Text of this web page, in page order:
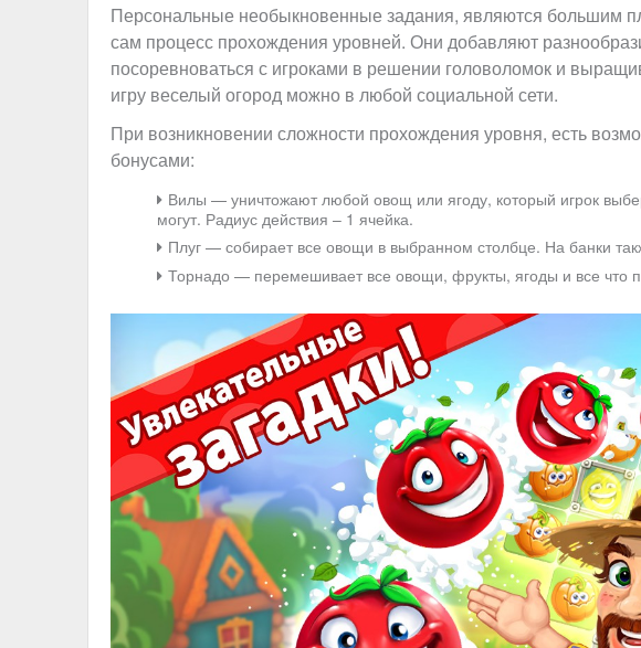
Персональные необыкновенные задания, являются большим
сам процесс прохождения уровней. Они добавляют
посоревноваться с игроками в решении головоломок и
игру веселый огород можно в любой социальной сети.
При возникновении сложности прохождения уровня, есть
бонусами:
Вилы — уничтожают любой овощ или ягоду, который игрок
могут. Радиус действия – 1 ячейка.
Плуг — собирает все овощи в выбранном столбце. На банки
Торнадо — перемешивает все овощи, фрукты, ягоды и все что